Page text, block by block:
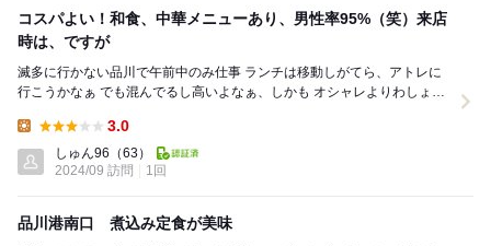
コスパよい！和食、中華メニューあり、男性率95%（笑）来店
時は、ですが
滅多に行かない品川で午前中のみ仕事 ランチは移動しがてら、アトレに
行こうかなぁ でも混んでるし高いよなぁ、しかも オシャレよりわしょが
3.0
しゅん96 （63）
2024/09 訪問
1回
品川港南口 煮込み定食が美味